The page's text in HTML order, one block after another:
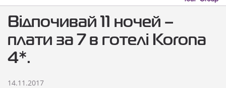
Відпочивай 11 ночей –
плати за 7 в готелі Korona
4*.
14.11.2017